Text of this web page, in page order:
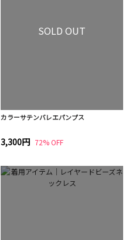
SOLD OUT
カラーサテンバレエパンプス
3,300円 72% OFF